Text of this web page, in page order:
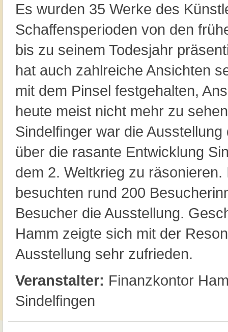
Es wurden 35 Werke des
Schaffensperioden von den
bis zu seinem Todesjahr
hat auch zahlreiche Ansichten
mit dem Pinsel festgehalten,
heute meist nicht mehr zu
Sindelfinger war die
über die rasante Entwicklung
dem 2. Weltkrieg zu räsonieren.
besuchten rund 200
Besucher die Ausstellung.
Hamm zeigte sich mit der
Ausstellung sehr zufrieden.
Veranstalter: Finanzkontor
Sindelfingen